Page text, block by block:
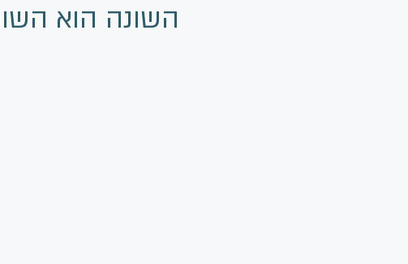
השונה הוא